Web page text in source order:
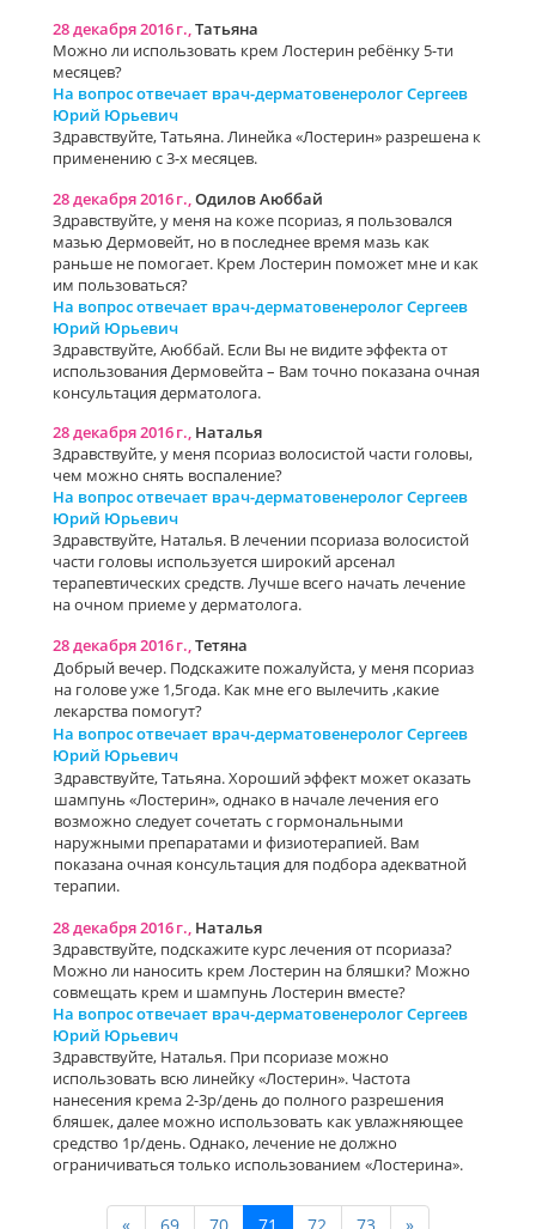
28 декабря 2016 г.,Татьяна
Можно ли использовать крем Лостерин ребёнку 5-ти
месяцев?
На вопрос отвечает врач-дерматовенеролог Сергеев
Юрий Юрьевич
Здравствуйте, Татьяна. Линейка «Лостерин» разрешена к
применению с 3-х месяцев.
28 декабря 2016 г., Одилов Аюббай
Здравствуйте, у меня на коже псориаз, я пользовался
мазью Дермовейт, но в последнее время мазь как
раньше не помогает. Крем Лостерин поможет мне и как
им пользоваться?
На вопрос отвечает врач-дерматовенеролог Сергеев
Юрий Юрьевич
Здравствуйте, Аюббай. Если Вы не видите эффекта от
использования Дермовейта – Вам точно показана очная
консультация дерматолога.
28 декабря 2016 г., Наталья
Здравствуйте, у меня псориаз волосистой части головы,
чем можно снять воспаление?
На вопрос отвечает врач-дерматовенеролог Сергеев
Юрий Юрьевич
Здравствуйте, Наталья. В лечении псориаза волосистой
части головы используется широкий арсенал
терапевтических средств. Лучше всего начать лечение
на очном приеме у дерматолога.
28 декабря 2016 г.,Тетяна
Добрый вечер. Подскажите пожалуйста, у меня псориаз
на голове уже 1,5года. Как мне его вылечить ,какие
лекарства помогут?
На вопрос отвечает врач-дерматовенеролог Сергеев
Юрий Юрьевич
Здравствуйте, Татьяна. Хороший эффект может оказать
шампунь «Лостерин», однако в начале лечения его
возможно следует сочетать с гормональными
наружными препаратами и физиотерапией. Вам
показана очная консультация для подбора адекватной
терапии.
28 декабря 2016 г., Наталья
Здравствуйте, подскажите курс лечения от псориаза?
Можно ли наносить крем Лостерин на бляшки? Можно
совмещать крем и шампунь Лостерин вместе?
На вопрос отвечает врач-дерматовенеролог Сергеев
Юрий Юрьевич
Здравствуйте, Наталья. При псориазе можно
использовать всю линейку «Лостерин». Частота
нанесения крема 2-3р/день до полного разрешения
бляшек, далее можно использовать как увлажняющее
средство 1р/день. Однако, лечение не должно
ограничиваться только использованием «Лостерина».